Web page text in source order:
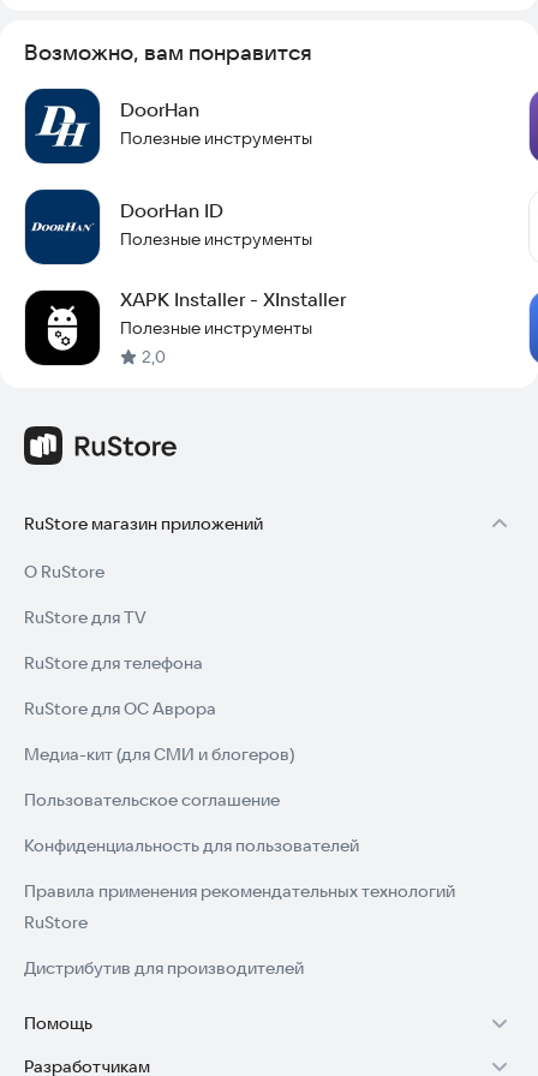
Возможно, вам понравится
DoorHan
Полезные инструменты
DoorHan ID
Полезные инструменты
XAPK Installer - XInstaller
Полезные инструменты
2,0
RuStore магазин приложений
О RuStore
RuStore для TV
RuStore для телефона
RuStore для ОС Аврора
Медиа-кит (для СМИ и блогеров)
Пользовательское соглашение
Конфиденциальность для пользователей
Правила применения рекомендательных технологий
RuStore
Дистрибутив для производителей
Помощь
Установка RuStore на TV
Разработчикам